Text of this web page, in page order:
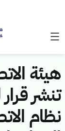
هيئة
تنشر
نظام